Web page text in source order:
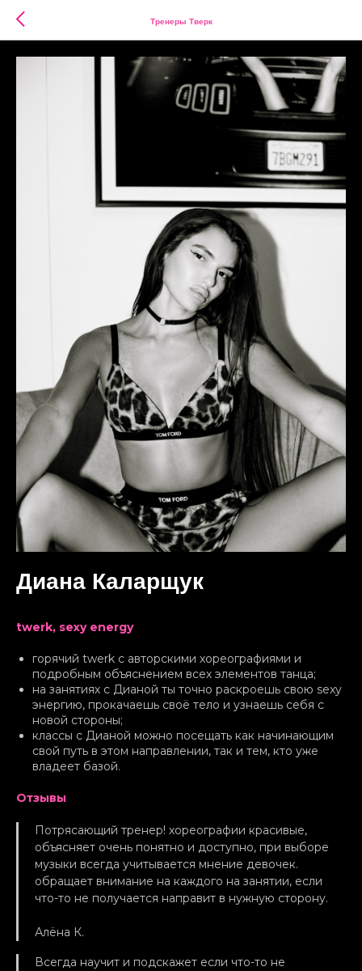
Тренеры Тверк
Диана Каларщук
twerk, sexy energy
горячий twerk с авторскими хореографиями и
подробным объяснением всех элементов танца;
на занятиях с Дианой ты точно раскроешь свою sexy
энергию, прокачаешь своё тело и узнаешь себя с
новой стороны;
классы с Дианой можно посещать как начинающим
свой путь в этом направлении, так и тем, кто уже
владеет базой.
Отзывы
Потрясающий тренер! хореографии красивые,
объясняет очень понятно и доступно, при выборе
музыки всегда учитывается мнение девочек.
обращает внимание на каждого на занятии, если
что-то не получается направит в нужную сторону.
Алёна К.
Всегда научит и подскажет если что-то не